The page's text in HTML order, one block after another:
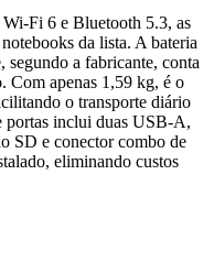
Fi 6 e Bluetooth 5.3, as
da lista. A bateria
segundo a fabricante, conta
Com apenas 1,59 kg, é o
o transporte diário
portas inclui duas USB-A,
SD e conector combo de
eliminando custos